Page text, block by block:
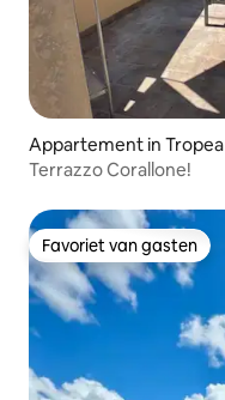
Appartement in Tropea
Terrazzo Corallone!
Favoriet van gasten
Favoriet van gasten